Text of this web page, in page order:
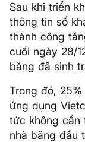
Sau khi triển
thông tin số
thành công
cuối ngày 28/
băng đã sinh
Trong đó,
ứng dụng
tức không cần
nhà băng đầu